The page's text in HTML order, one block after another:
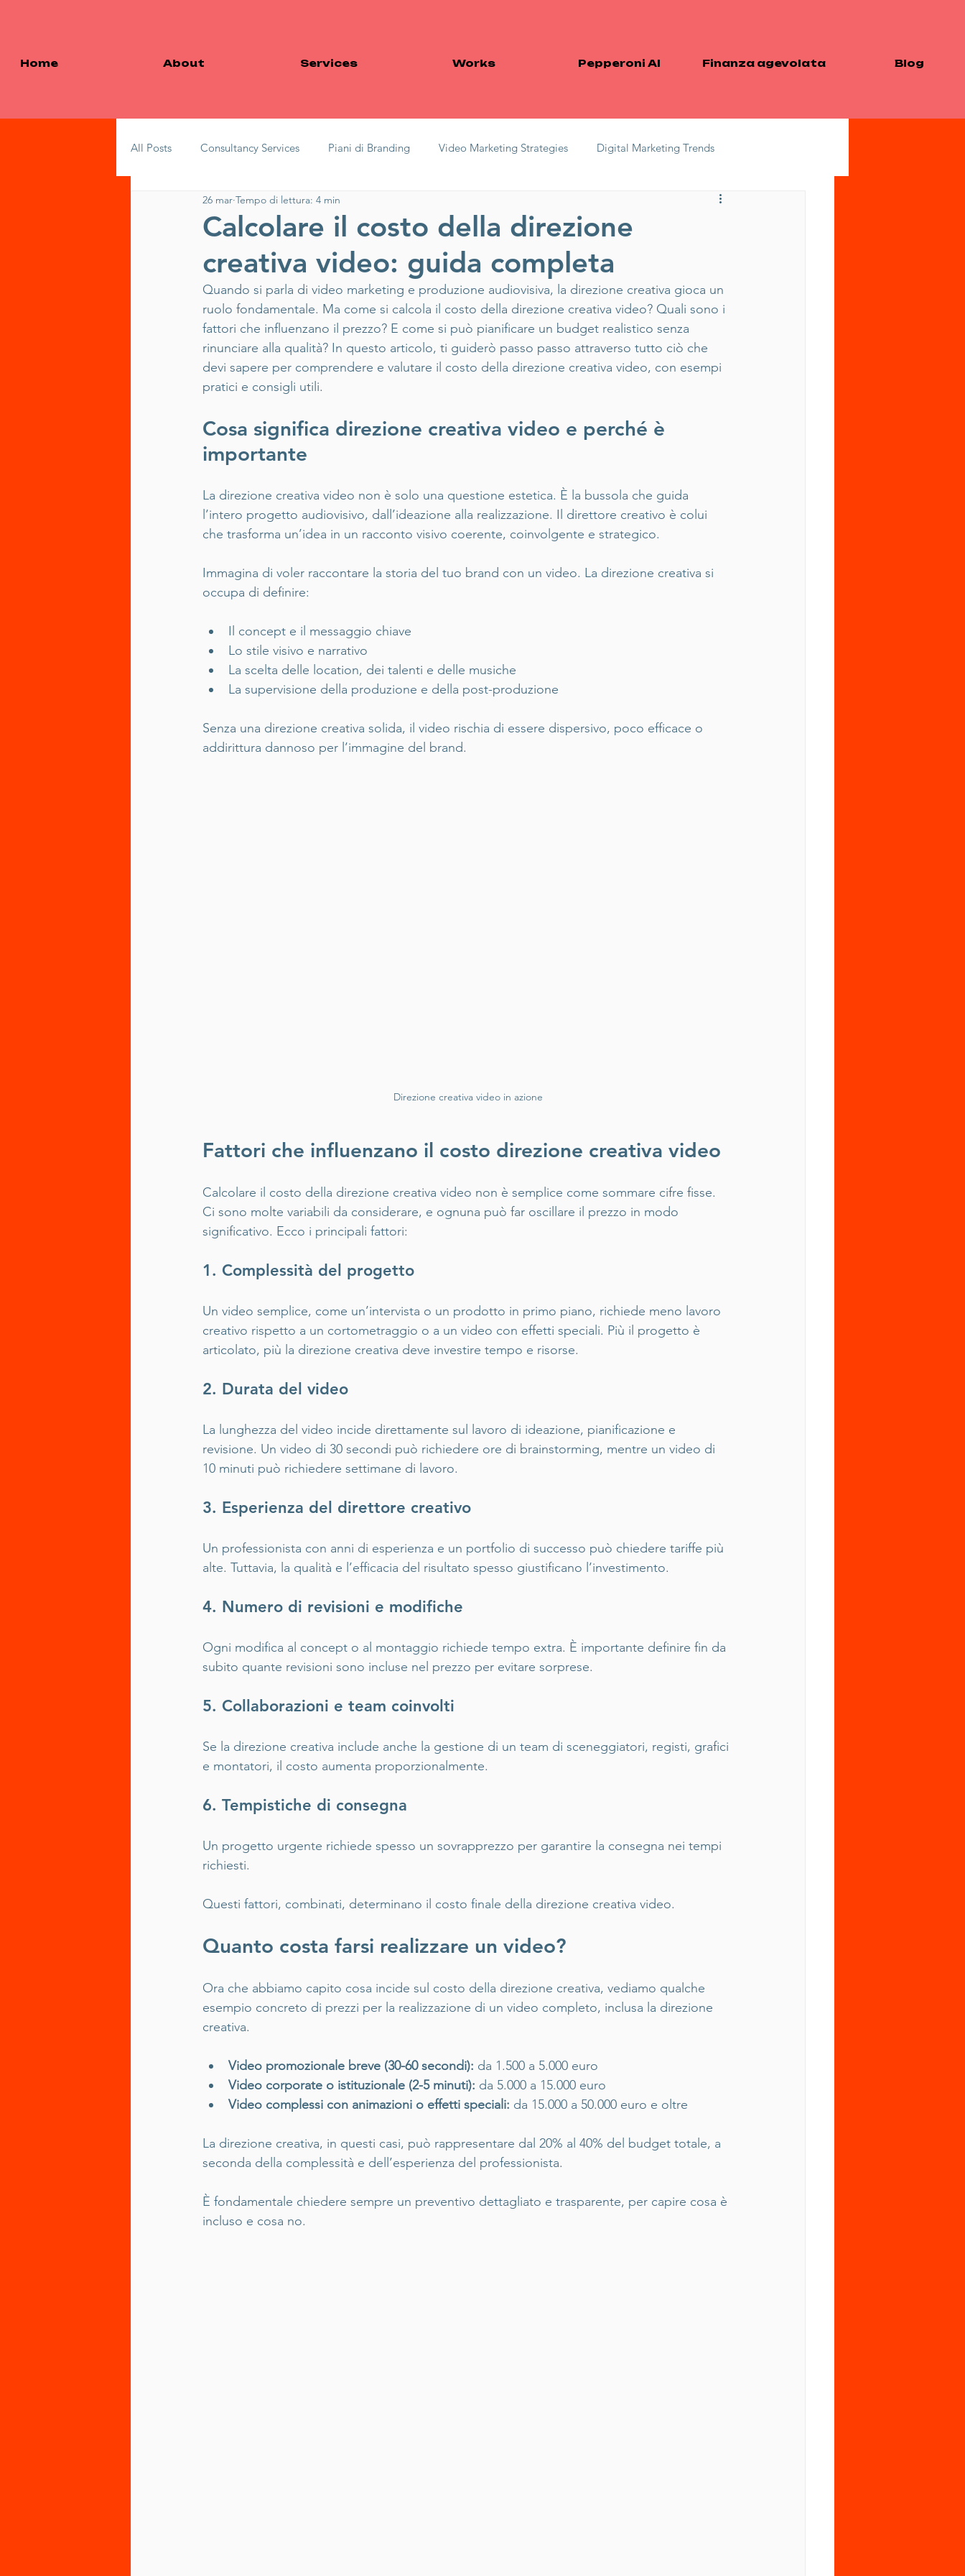
Home About Services Works Pepperoni AI Finanza agevolata Blog
All Posts Consultancy Services Piani di Branding Video Marketing Strategies Digital Marketing Trends
Strategic Branding Strategie di Identità Visiva Content Optimization Techniques
Audiovisual Production Insights AI in Marketing Finanza agevolata
Calcolare il costo della direzione
creativa video: guida completa
26 mar Tempo di lettura: 4 min
Quando si parla di video marketing e produzione audiovisiva, la direzione creativa gioca un
ruolo fondamentale. Ma come si calcola il costo della direzione creativa video? Quali sono i
fattori che influenzano il prezzo? E come si può pianificare un budget realistico senza
rinunciare alla qualità? In questo articolo, ti guiderò passo passo attraverso tutto ciò che
devi sapere per comprendere e valutare il costo della direzione creativa video, con esempi
pratici e consigli utili.
Cosa significa direzione creativa video e perché è
importante
La direzione creativa video non è solo una questione estetica. È la bussola che guida
l’intero progetto audiovisivo, dall’ideazione alla realizzazione. Il direttore creativo è colui
che trasforma un’idea in un racconto visivo coerente, coinvolgente e strategico.
Immagina di voler raccontare la storia del tuo brand con un video. La direzione creativa si
occupa di definire:
Il concept e il messaggio chiave
Lo stile visivo e narrativo
La scelta delle location, dei talenti e delle musiche
La supervisione della produzione e della post-produzione
Senza una direzione creativa solida, il video rischia di essere dispersivo, poco efficace o
addirittura dannoso per l’immagine del brand.
Direzione creativa video in azione
Fattori che influenzano il costo direzione creativa video
Calcolare il costo della direzione creativa video non è semplice come sommare cifre fisse.
Ci sono molte variabili da considerare, e ognuna può far oscillare il prezzo in modo
significativo. Ecco i principali fattori:
1. Complessità del progetto
Un video semplice, come un’intervista o un prodotto in primo piano, richiede meno lavoro
creativo rispetto a un cortometraggio o a un video con effetti speciali. Più il progetto è
articolato, più la direzione creativa deve investire tempo e risorse.
2. Durata del video
La lunghezza del video incide direttamente sul lavoro di ideazione, pianificazione e
revisione. Un video di 30 secondi può richiedere ore di brainstorming, mentre un video di
10 minuti può richiedere settimane di lavoro.
3. Esperienza del direttore creativo
Un professionista con anni di esperienza e un portfolio di successo può chiedere tariffe più
alte. Tuttavia, la qualità e l’efficacia del risultato spesso giustificano l’investimento.
4. Numero di revisioni e modifiche
Ogni modifica al concept o al montaggio richiede tempo extra. È importante definire fin da
subito quante revisioni sono incluse nel prezzo per evitare sorprese.
5. Collaborazioni e team coinvolti
Se la direzione creativa include anche la gestione di un team di sceneggiatori, registi, grafici
e montatori, il costo aumenta proporzionalmente.
6. Tempistiche di consegna
Un progetto urgente richiede spesso un sovrapprezzo per garantire la consegna nei tempi
richiesti.
Questi fattori, combinati, determinano il costo finale della direzione creativa video.
Quanto costa farsi realizzare un video?
Ora che abbiamo capito cosa incide sul costo della direzione creativa, vediamo qualche
esempio concreto di prezzi per la realizzazione di un video completo, inclusa la direzione
creativa.
Video promozionale breve (30-60 secondi): da 1.500 a 5.000 euro
Video corporate o istituzionale (2-5 minuti): da 5.000 a 15.000 euro
Video complessi con animazioni o effetti speciali: da 15.000 a 50.000 euro e oltre
La direzione creativa, in questi casi, può rappresentare dal 20% al 40% del budget totale, a
seconda della complessità e dell’esperienza del professionista.
È fondamentale chiedere sempre un preventivo dettagliato e trasparente, per capire cosa è
incluso e cosa no.